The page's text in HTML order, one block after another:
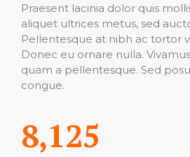
Praesent lacinia dolor quis
aliquet ultrices metus, sed
Pellentesque at nibh ac tortor
Donec eu ornare nulla.
quam a pellentesque. Sed
congue.
8,125